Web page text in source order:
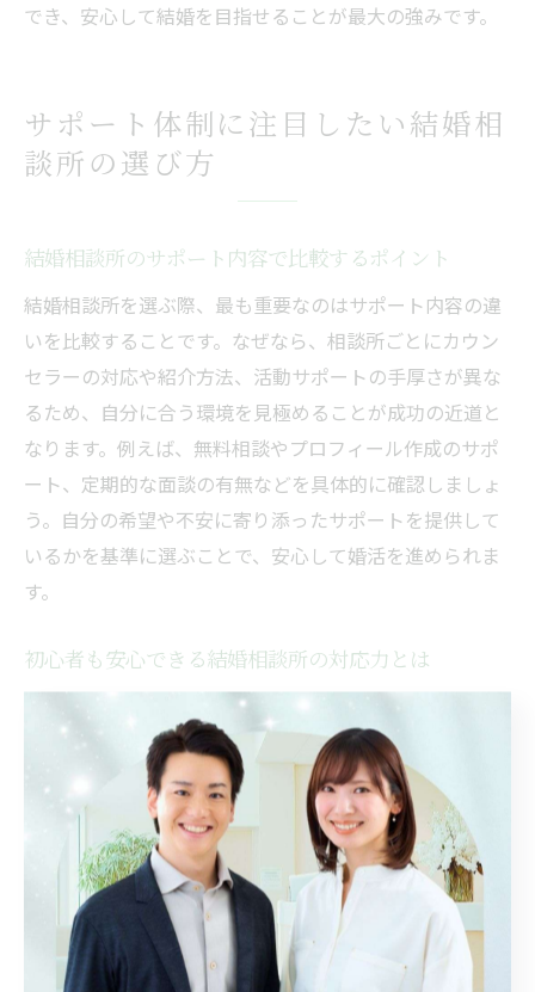
でき、安心して結婚を目指せることが最大の強みです。
サポート体制に注目したい結婚相
談所の選び方
結婚相談所のサポート内容で比較するポイント
結婚相談所を選ぶ際、最も重要なのはサポート内容の違
いを比較することです。なぜなら、相談所ごとにカウン
セラーの対応や紹介方法、活動サポートの手厚さが異な
るため、自分に合う環境を見極めることが成功の近道と
なります。例えば、無料相談やプロフィール作成のサポ
ート、定期的な面談の有無などを具体的に確認しましょ
う。自分の希望や不安に寄り添ったサポートを提供して
いるかを基準に選ぶことで、安心して婚活を進められま
す。
初心者も安心できる結婚相談所の対応力とは
結婚相談所初心者が安心できる最大の理由は、経験豊富
なカウンセラーによるきめ細やかな対応力にあります。
初めての方には婚活の流れやマナーを一から丁寧に説明
し、不安や疑問に寄り添う姿勢が大切です。例えば、相
談時にはじっくり話を聞き、個人の希望や悩みに即した
プランを提案するなど、具体的な対応事例が信頼の証と
言えます。初心者向けのサポート体制を備えた相談所を
選ぶことで、安心して第一歩を踏み出せます。